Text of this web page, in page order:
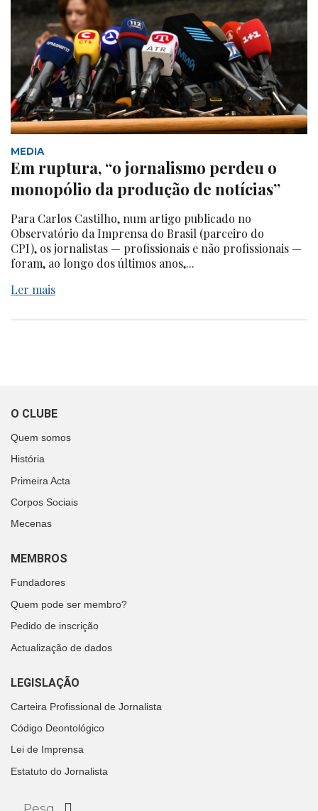
MEDIA
Em ruptura, “o jornalismo perdeu o
monopólio da produção de notícias”
Para Carlos Castilho, num artigo publicado no
Observatório da Imprensa do Brasil (parceiro do
CPI), os jornalistas — profissionais e não profissionais —
foram, ao longo dos últimos anos,...
Ler mais
O CLUBE
Quem somos
História
Primeira Acta
Corpos Sociais
Mecenas
MEMBROS
Fundadores
Quem pode ser membro?
Pedido de inscrição
Actualização de dados
LEGISLAÇÃO
Carteira Profissional de Jornalista
Código Deontológico
Lei de Imprensa
Estatuto do Jornalista